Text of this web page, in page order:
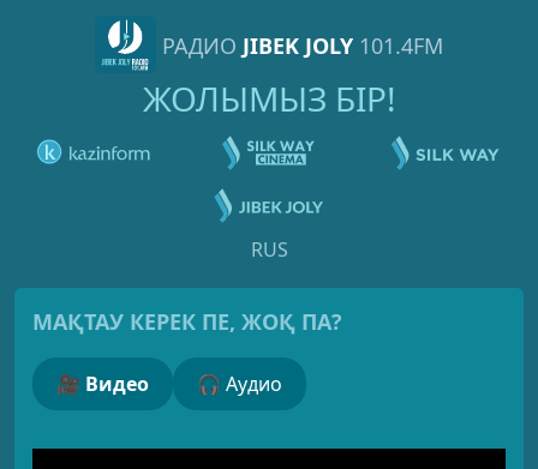
РАДИО JIBEK JOLY 101.4FM
ЖОЛЫМЫЗ БІР!
RUS
МАҚТАУ КЕРЕК ПЕ, ЖОҚ ПА?
🎥 Видео 🎧 Аудио